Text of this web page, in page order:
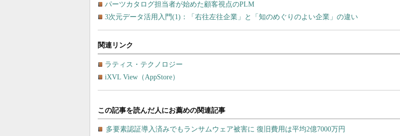
パーツカタログ担当者が始めた顧客視点のPLM
3次元データ活用入門(1)：「右往左往企業」と「知のめぐりのよい企業」の違い
関連リンク
ラティス・テクノロジー
iXVL View（AppStore）